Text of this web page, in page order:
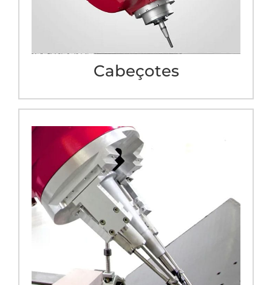
Cabeçotes
Verificação de
Escareamento
Com cabeçote de verificação de escareamento
associado ao Comando CNC, permitindo
verificar a posição real dos furos antes de
realizar operação.